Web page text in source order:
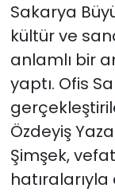
Sakarya
kültür ve
anlamlı bir
yaptı. Ofis
Özdeyiş
Şimşek,
hatıralarıyla